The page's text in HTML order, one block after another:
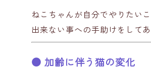
ねこちゃんが自分でやりたい
出来ない事への手助けをして
● 加齢に伴う猫の変化